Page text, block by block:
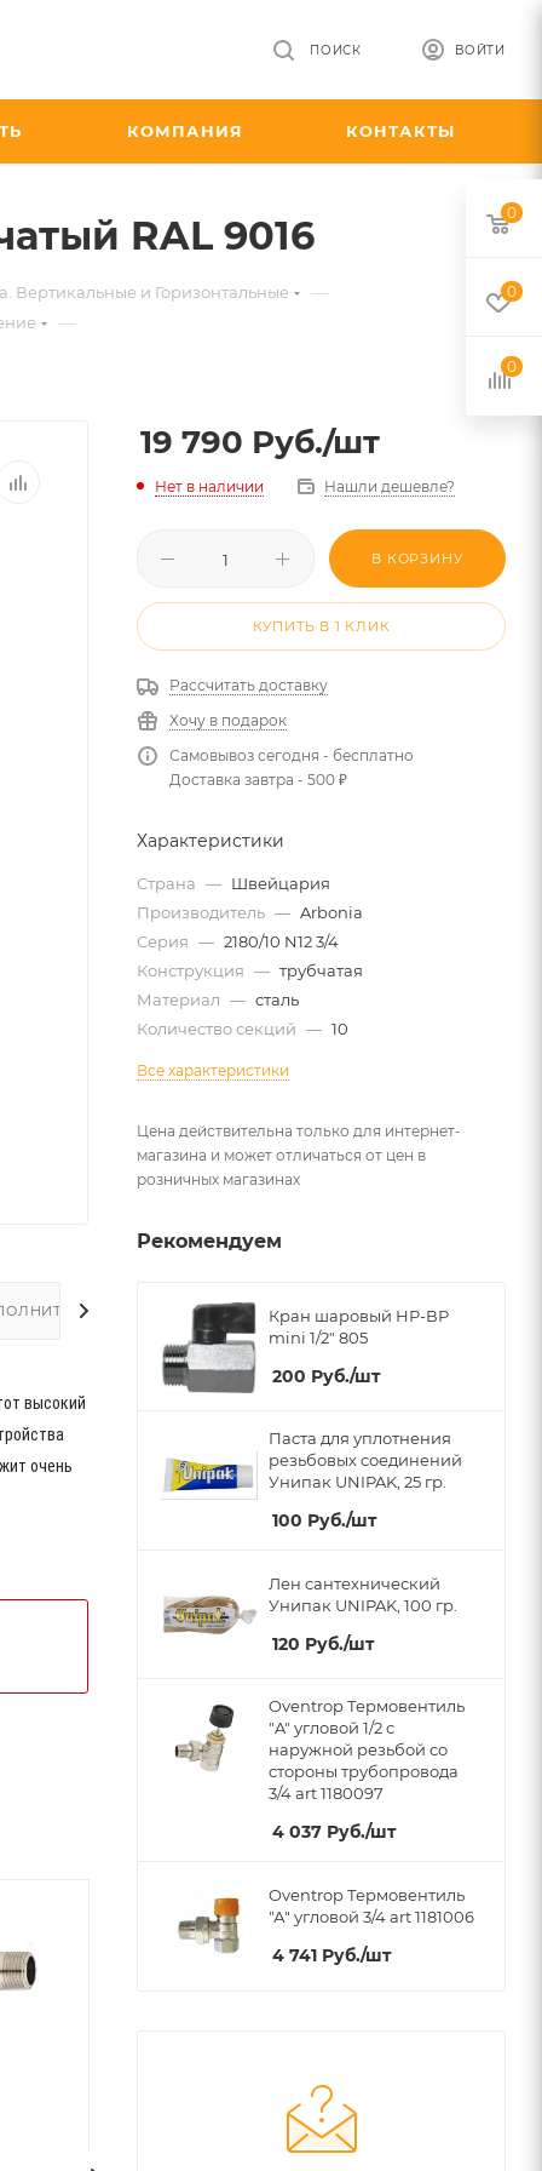
ВОЙТИ
ПОИСК
КОМПАНИЯ КОНТАКТЫ
RAL 9016
Вертикальные и Горизонтальные —
—
высокий
очень
Хит
19 790 Руб./шт
Нет в наличии Нашли дешевле?
В КОРЗИНУ
КУПИТЬ В 1 КЛИК
Рассчитать доставку
Хочу в подарок
Самовывоз сегодня - бесплатно
Доставка завтра - 500 ₽
Характеристики
Страна — Швейцария
Производитель — Arbonia
Серия — 2180/10 N12 3/4
Конструкция — трубчатая
Материал — сталь
Количество секций — 10
Все характеристики
Цена действительна только для интернет-
магазина и может отличаться от цен в
розничных магазинах
Рекомендуем
Кран шаровый НР-ВР
mini 1/2" 805
200 Руб./шт
Паста для уплотнения
резьбовых соединений
Унипак UNIPAK, 25 гр.
100 Руб./шт
Лен сантехнический
Унипак UNIPAK, 100 гр.
120 Руб./шт
Oventrop Термовентиль
"A" угловой 1/2 с
наружной резьбой со
стороны трубопровода
3/4 art 1180097
4 037 Руб./шт
Oventrop Термовентиль
"А" угловой 3/4 art 1181006
4 741 Руб./шт
0
0
0